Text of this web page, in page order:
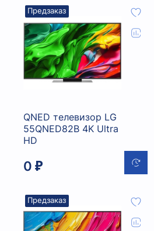
Предзаказ
QNED телевизор LG
55QNED82B 4K Ultra
HD
0 ₽
Предзаказ